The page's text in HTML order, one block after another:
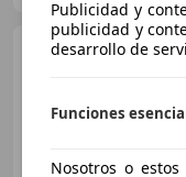
Publicidad y
publicidad y
desarrollo de
Funciones
Nosotros o